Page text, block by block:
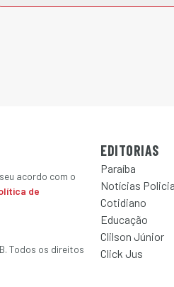
acordo com o
de
Todos os direitos
EDITORIAS
Paraíba
Notícias
Cotidiano
Educação
Clilson Júnior
Click Jus